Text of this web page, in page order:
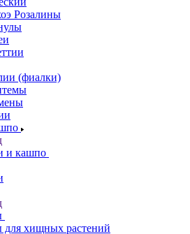
Розалины
(фиалки)
и кашпо
для хищных растений